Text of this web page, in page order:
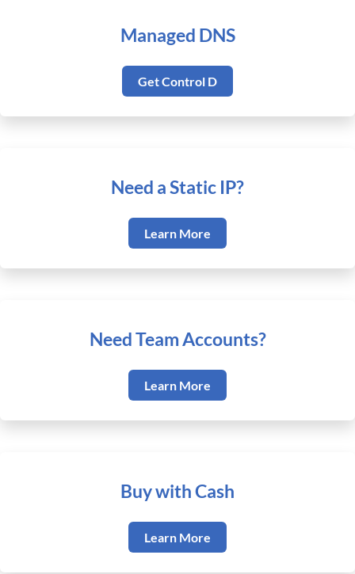
Managed DNS
Get Control D
Need a Static IP?
Learn More
Need Team Accounts?
Learn More
Buy with Cash
Learn More